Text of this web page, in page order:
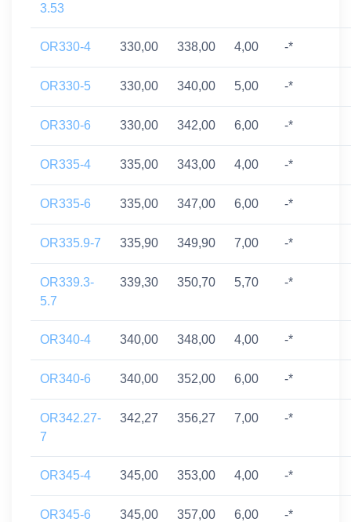
3.53
OR330-4 330,00 338,00 4,00 -*
OR330-5 330,00 340,00 5,00 -*
OR330-6 330,00 342,00 6,00 -*
OR335-4 335,00 343,00 4,00 -*
OR335-6 335,00 347,00 6,00 -*
OR335.9-7 335,90 349,90 7,00 -*
OR339.3-
5.7
339,30 350,70 5,70 -*
OR340-4 340,00 348,00 4,00 -*
OR340-6 340,00 352,00 6,00 -*
OR342.27-
7
342,27 356,27 7,00 -*
OR345-4 345,00 353,00 4,00 -*
OR345-6 345,00 357,00 6,00 -*